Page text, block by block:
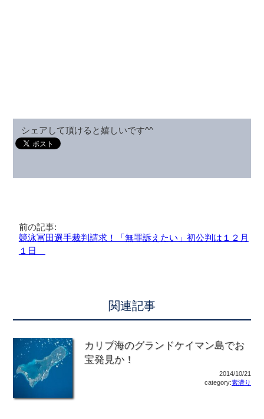
シェアして頂けると嬉しいです^^
前の記事:
竸泳冨田選手裁判請求！「無罪訴えたい」初公判は１２月
１日
関連記事
カリブ海のグランドケイマン島でお
宝発見か！
2014/10/21
category:素潜り